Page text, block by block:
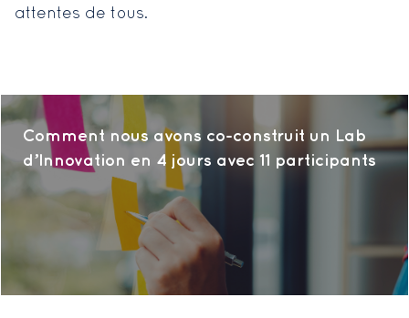
attentes de tous.
Comment nous avons co-construit un Lab
d’Innovation en 4 jours avec 11 participants